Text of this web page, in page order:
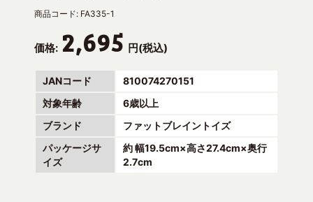
商品コード: FA335-1
価格: 2,695 円(税込)
JANコード
810074270151
対象年齢
6歳以上
ブランド
ファットブレイントイズ
パッケージサ
イズ
約 幅19.5cm×高さ27.4cm×奥行
2.7cm